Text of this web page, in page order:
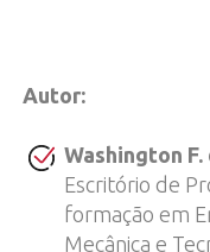
Autor:
Washington
Escritório de
formação em
Mecânica e